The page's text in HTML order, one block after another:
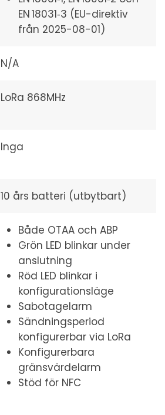
EN 18031‑3 (EU-direktiv
från 2025-08-01)
N/A
LoRa 868MHz
Inga
10 års batteri (utbytbart)
Både OTAA och ABP
Grön LED blinkar under
anslutning
Röd LED blinkar i
konfigurationsläge
Sabotagelarm
Sändningsperiod
konfigurerbar via LoRa
Konfigurerbara
gränsvärdelarm
Stöd för NFC